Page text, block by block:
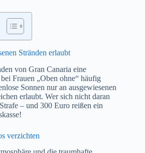
Stränden erlaubt
von Gran Canaria eine
Frauen „Oben ohne“ häufig
Sonnen nur an ausgewiesenen
erlaubt. Wer sich nicht daran
– und 300 Euro reißen ein
verzichten